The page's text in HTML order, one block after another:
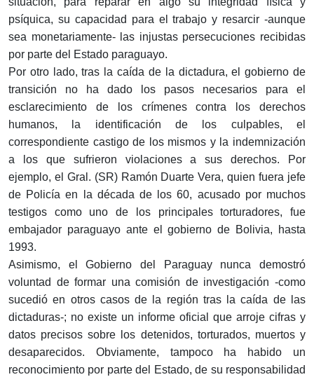
psíquica, su capacidad para el trabajo y resarcir -aunque
sea monetariamente- las injustas persecuciones recibidas
por parte del Estado paraguayo.
Por otro lado, tras la caída de la dictadura, el gobierno de
transición no ha dado los pasos necesarios para el
esclarecimiento de los crímenes contra los derechos
humanos, la identificación de los culpables, el
correspondiente castigo de los mismos y la indemnización
a los que sufrieron violaciones a sus derechos. Por
ejemplo, el Gral. (SR) Ramón Duarte Vera, quien fuera jefe
de Policía en la década de los 60, acusado por muchos
testigos como uno de los principales torturadores, fue
embajador paraguayo ante el gobierno de Bolivia, hasta
1993.
Asimismo, el Gobierno del Paraguay nunca demostró
voluntad de formar una comisión de investigación -como
sucedió en otros casos de la región tras la caída de las
dictaduras-; no existe un informe oficial que arroje cifras y
datos precisos sobre los detenidos, torturados, muertos y
desaparecidos. Obviamente, tampoco ha habido un
reconocimiento por parte del Estado, de su responsabilidad